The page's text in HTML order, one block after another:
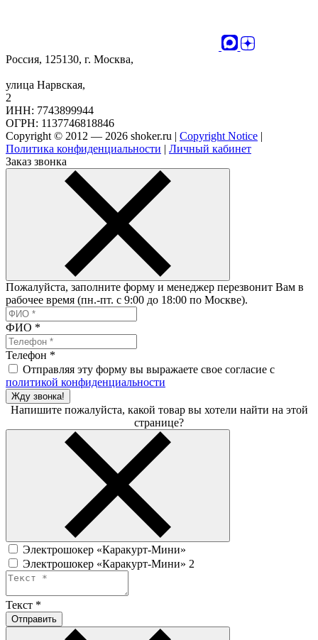
Россия, 125130, г. Москва,
улица Нарвская,
2
ИНН: 7743899944
ОГРН: 1137746818846
Copyright © 2012 — 2026 shoker.ru | Copyright Notice |
Политика конфиденциальности | Личный кабинет
Заказ звонка
Пожалуйста, заполните форму и менеджер перезвонит Вам в
рабочее время (пн.-пт. с 9:00 до 18:00 по Москве).
ФИО *
Телефон *
Отправляя эту форму вы выражаете свое согласие с
политикой конфиденциальности
Жду звонка!
Напишите пожалуйста, какой товар вы хотели найти на этой
странице?
Электрошокер «Каракурт-Мини»
Электрошокер «Каракурт-Мини» 2
Текст *
Отправить